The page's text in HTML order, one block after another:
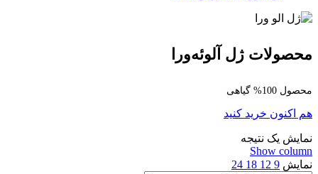
محصولات ژل آلوئه‌ورا
محصول 100% گیاهی
هم اکنون خرید کنید
نمایش یک نتیجه
Show column
نمایش 9
12
18
24